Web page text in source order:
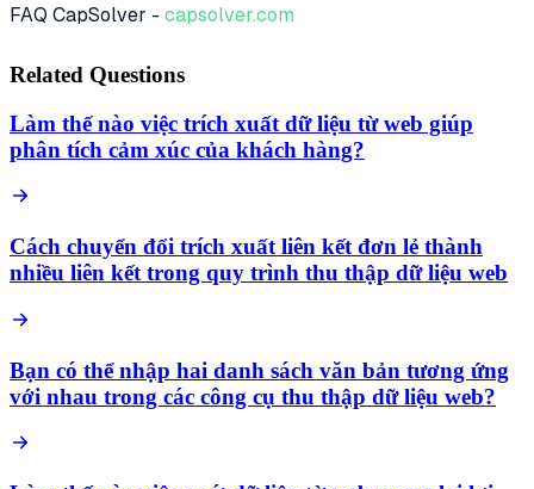
FAQ CapSolver - capsolver.com
Related Questions
Làm thế nào việc trích xuất dữ liệu từ web giúp
phân tích cảm xúc của khách hàng?
Cách chuyển đổi trích xuất liên kết đơn lẻ thành
nhiều liên kết trong quy trình thu thập dữ liệu web
Bạn có thể nhập hai danh sách văn bản tương ứng
với nhau trong các công cụ thu thập dữ liệu web?